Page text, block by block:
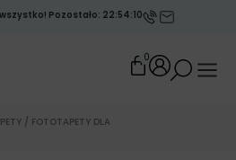
Pozostało: 22:54:09
0
/ FOTOTAPETY DLA